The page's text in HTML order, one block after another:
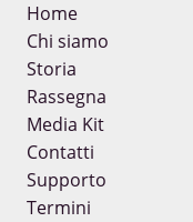
Home
Chi siamo
Storia
Rassegna
Media Kit
Contatti
Supporto
Termini